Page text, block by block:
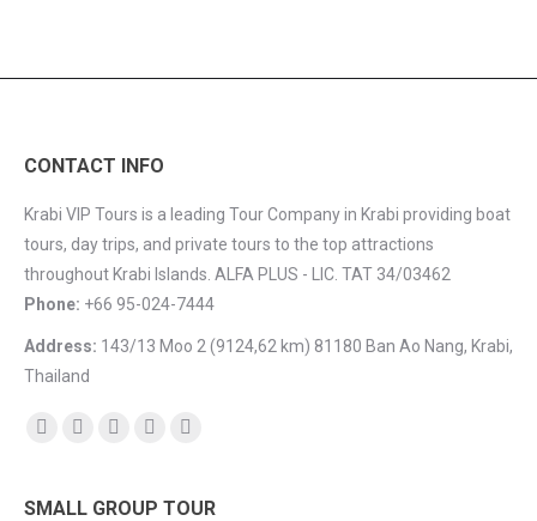
CONTACT INFO
Krabi VIP Tours is a leading Tour Company in Krabi providing boat
tours, day trips, and private tours to the top attractions
throughout Krabi Islands. ALFA PLUS - LIC. TAT 34/03462
Phone: +66 95-024-7444
Address: 143/13 Moo 2 (9124,62 km) 81180 Ban Ao Nang, Krabi,
Thailand
Find us on:
SMALL GROUP TOUR